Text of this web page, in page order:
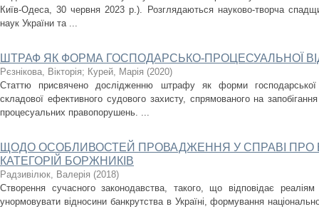
Київ-Одеса, 30 червня 2023 р.). Розглядаються науково-творча
наук України та ...
ШТРАФ ЯК ФОРМА ГОСПОДАРСЬКО-ПРОЦЕСУАЛЬНОЇ
Рєзнікова, Вікторія; Курей, Марія (2020)
Статтю присвячено дослідженню штрафу як форми господарської
складової ефективного судового захисту, спрямованого на
процесуальних правопорушень. ...
ЩОДО ОСОБЛИВОСТЕЙ ПРОВАДЖЕННЯ У СПРАВІ ПРО
КАТЕГОРІЙ БОРЖНИКІВ
Радзивілюк, Валерія (2018)
Створення сучасного законодавства, такого, що відповідає
унормовувати відносини банкрутства в Україні, формування